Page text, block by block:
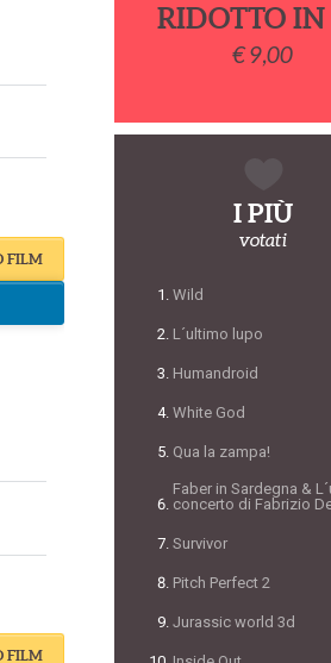
FILM
FILM
RIDOTTO IN
€ 9,00
I PIÙ
votati
Wild
L´ultimo lupo
Humandroid
White God
Qua la zampa!
Faber in Sardegna &
concerto di Fabrizio
Survivor
Pitch Perfect 2
Jurassic world 3d